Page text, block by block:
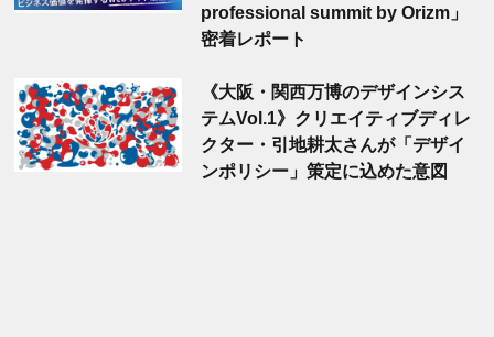
professional summit by Orizm」
密着レポート
《大阪・関西万博のデザインシス
テムVol.1》クリエイティブディレ
クター・引地耕太さんが「デザイ
ンポリシー」策定に込めた意図